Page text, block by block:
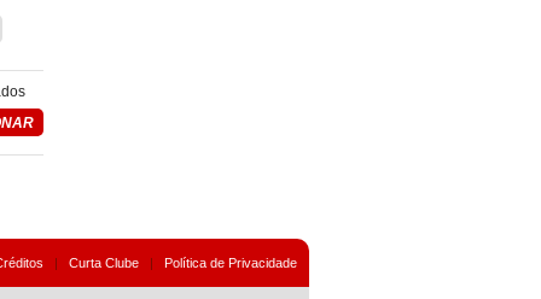
| Curta Clube | Política de Privacidade